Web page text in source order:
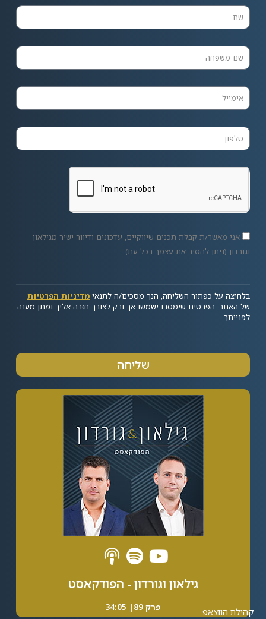
אני מאשר/ת קבלת תכנים שיווקיים, עדכונים ודיוור ישיר מגילאון
וגורדון (ניתן להסיר את עצמך בכל עת)
בלחיצה על כפתור השליחה, הנך מסכים/ה לתנאי מדיניות הפרטיות
של האתר. הפרטים שימסרו ישמשו אך ורק לצורך חזרה אליך ומתן מענה
לפנייתך.
שליחה
גילאון וגורדון - הפודקאסט
פרק 89| 34:05